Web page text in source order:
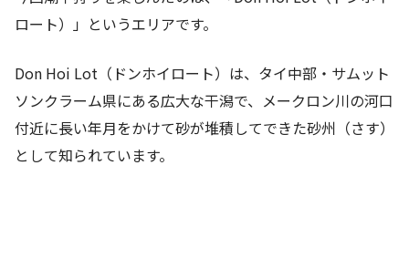
ロート）」というエリアです。
Don Hoi Lot（ドンホイロート）は、タイ中部・サムット
ソンクラーム県にある広大な干潟で、メークロン川の河口
付近に長い年月をかけて砂が堆積してできた砂州（さす）
として知られています。